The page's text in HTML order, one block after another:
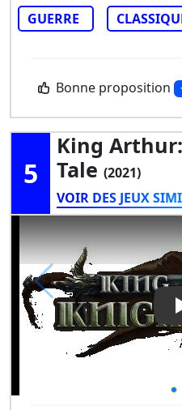
GUERRE
Bonne proposition
5
King
Tale (2021)
VOIR DES JEUX